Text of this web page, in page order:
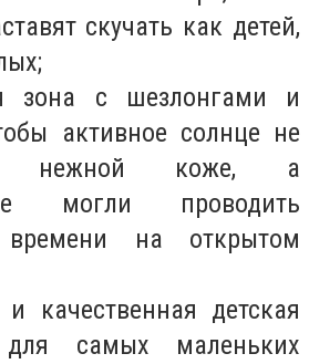
скучать как детей,
зона с шезлонгами и
активное солнце не
нежной коже, а
могли проводить
на открытом
и качественная детская
самых маленьких